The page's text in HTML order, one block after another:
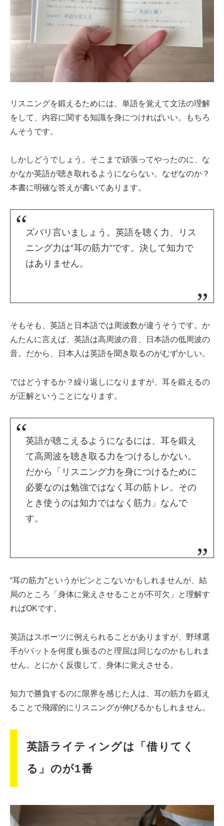
リスニングを鍛えるためには、単語を覚えて文法の理解
をして、内容に関する知識を身につければいい。もちろ
んそうです。
しかしどうでしょう。そこまで頑張ってやったのに、な
かなか英語が聴き取れるようにならない。なぜなのか？
本書に明確な答えが書いてあります。
ズバリ言いましょう。英語を聴く力、リス
ニング力は”耳の筋力”です。決して知力で
はありません。
そもそも、英語と日本語では周波数が違うそうです。か
んたんに言えば、英語は高周波の音、日本語の低周波の
音。だから、日本人は英語を聞き取るのがむずかしい。
ではどうするか？繰り返しになりますが、耳を鍛えるの
が正解ということになります。
英語が聴こえるようになるには、耳を鍛え
て高周波を聴き取る力をつけるしかない。
だから「リスニング力を身につけるために
必要なのは勉強ではなく耳の筋トレ。その
とき使うのは知力ではなく筋力」なんで
す。
“耳の筋力”というがピンとこないかもしれませんが、結
局のところ「身体に覚えさせることが不可欠」と理解す
ればOKです。
英語はスポーツに例えられることがありますが、野球選
手がバットを何度も振るのと理屈は同じなのかもしれま
せん。とにかく反復して、身体に覚えさせる。
知力で勝負するのに限界を感じた人は、耳の筋力を鍛え
ることで飛躍的にリスニングが伸びるかもしれません。
英語ライティングは「借りてく
る」のが1番